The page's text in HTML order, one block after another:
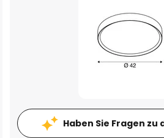
Haben Sie Fragen zu